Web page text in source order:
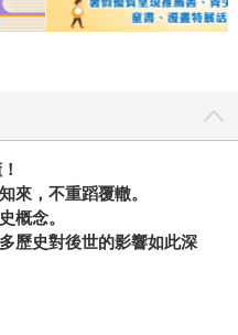
來，不重蹈覆轍。
概念。
歷史對後世的影響如此深